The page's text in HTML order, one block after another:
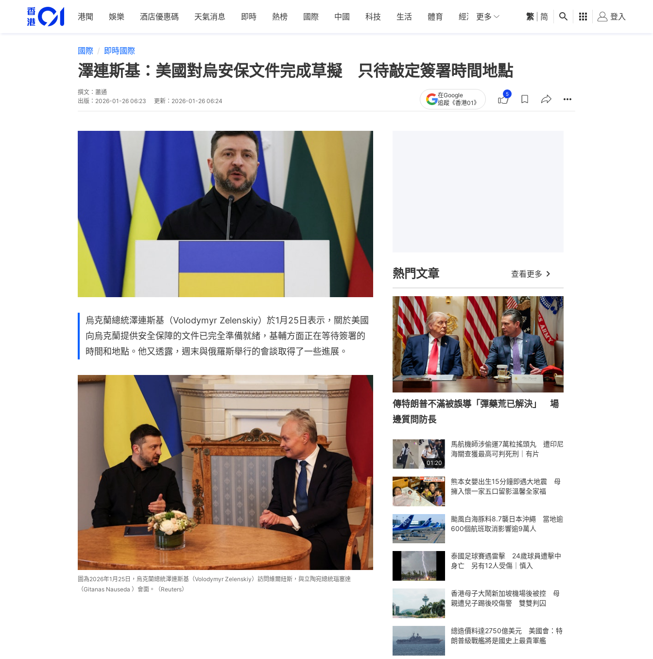
港聞 娛樂 酒店優惠碼 天氣消息 即時 熱榜 國際 中國 科技 生活 體育 經濟 01深圳 觀點 健康 好食玩飛
更多 繁 简 登入
國際 即時國際
澤連斯基：美國對烏安保文件完成草擬 只待敲定簽署時間地點
撰文： 蕭通
出版： 2026-01-26 06:23 更新： 2026-01-26 06:24
在Google
追蹤《香港01》
5
烏克蘭總統澤連斯基（Volodymyr Zelenskiy）於1月25日表示，關於美國
向烏克蘭提供安全保障的文件已完全準備就緒，基輔方面正在等待簽署的
時間和地點。他又透露，週末與俄羅斯舉行的會談取得了一些進展。
圖為2026年1月25日，烏克蘭總統澤連斯基（Volodymyr Zelenskiy）訪問維爾紐斯，與立陶宛總統瑙塞達
（Gitanas Nauseda ）會面。（Reuters）
熱門文章 查看更多
傳特朗普不滿被誤導「彈藥荒已解決」 場
邊質問防長
01:20
馬航機師涉偷運7萬粒搖頭丸 遭印尼
海關查獲最高可判死刑｜有片
熊本女嬰出生15分鐘即遇大地震 母
擁入懷一家五口留影溫馨全家福
颱風白海豚料8.7襲日本沖繩 當地逾
600個航班取消影響逾9萬人
泰國足球賽遇雷擊 24歲球員遭擊中
身亡 另有12人受傷｜慎入
香港母子大鬧新加坡機場後被控 母
親遭兒子踢後咬傷警 雙雙判囚
總造價料達2750億美元 美國會：特
朗普級戰艦將是國史上最貴軍艦